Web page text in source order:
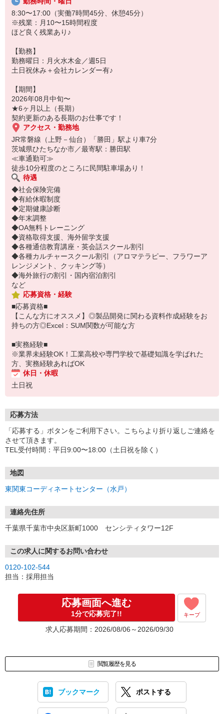
8:30〜17:00（実働7時間45分、休憩45分）
※残業：月10〜15時間程度
ほど良く残業あり♪
【勤務】
勤務曜日：月火水木金／週5日
土日祝休み＋会社カレンダー有♪
【期間】
2026年08月中旬〜
★6ヶ月以上（長期）
契約更新のある長期のお仕事です！
アクセス・勤務地
JR常磐線（上野－仙台）「勝田」駅より車7分
茨城県ひたちなか市／最寄駅：勝田駅
≪車通勤可≫
徒歩10分程度のところに民間駐車場あり！
待遇
◆社会保険完備
◆有給休暇制度
◆定期健康診断
◆年末調整
◆OA無料トレーニング
◆資格取得支援、海外留学支援
◆各種通信教育講座・英会話スクール割引
◆各種カルチャースクール割引（アロマテラピー、フラワーア
レンジメント、クッキング等）
◆海外旅行の割引・国内宿泊割引
など
応募資格・経験
■応募資格■
【こんな方にオススメ】◎製品開発に関わる資料作成経験をお
持ちの方◎Excel：SUM関数が可能な方
■実務経験■
※業界未経験OK！工業高校や専門学校で基礎知識を学ばれた
方、実務経験あればOK
休日・休暇
土日祝
応募方法
「応募する」ボタンをご利用下さい。こちらより折り返しご連絡を
させて頂きます。
TEL受付時間：平日9:00〜18:00（土日祝を除く）
地図
東関東コーディネートセンター（水戸）
連絡先住所
千葉県千葉市中央区新町1000 センシティタワー12F
この求人に関するお問い合わせ
0120-102-544
担当：採用担当
応募画面へ進む
1分で応募完了!! キープ
求人応募期間：2026/08/06～2026/09/30
閲覧履歴を見る
ブックマーク ポストする